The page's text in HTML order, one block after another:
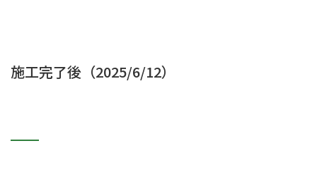
施工完了後（2025/6/12）